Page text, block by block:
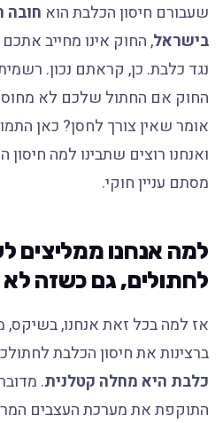
שעבורם חיסון הכלבת הואחובה
בישראל, החוק אינו מחייב
נגד כלבת. כן, קראתם נכון.
החוק אם החתול שלכם לא
אומר שאין צורך לחסן? כאן
ואנחנו רוצים שתבינו למה חיסון
מסתם עניין חוקי.
למה אנחנו ממליצים
לחתולים, גם כשזה לא
אז למה בכל זאת אנחנו, בשיקס,
ברצינות את חיסון הכלבת
כלבת היא מחלה קטלנית.
התוקפת את מערכת העצבים